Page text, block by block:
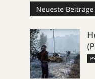
Neueste Beiträge